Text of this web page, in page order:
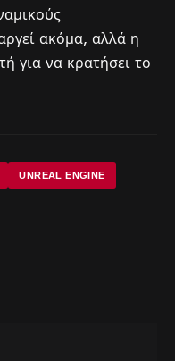
ακόμα, αλλά η
για να κρατήσει το
UNREAL ENGINE